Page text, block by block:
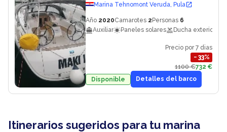
Marina Tehnomont Veruda, Pula
Año 2020Camarotes 2 Personas 6
Auxiliar
Paneles solares Ducha exterior
Precio por 7 dias
− 33%
1100 €732 €
Disponible
Detalles del barco
Itinerarios sugeridos para tu marina